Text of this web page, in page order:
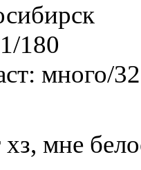
180
много/32
хз, мне